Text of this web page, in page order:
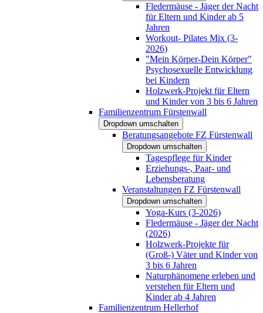
Fledermäuse - Jäger der Nacht
für Eltern und Kinder ab 5
Jahren
Workout- Pilates Mix (3-
2026)
"Mein Körper-Dein Körper"
Psychosexuelle Entwicklung
bei Kindern
Holzwerk-Projekt für Eltern
und Kinder von 3 bis 6 Jahren
Familienzentrum Fürstenwall
Dropdown umschalten
Beratungsangebote FZ Fürstenwall
Dropdown umschalten
Tagespflege für Kinder
Erziehungs-, Paar- und
Lebensberatung
Veranstaltungen FZ Fürstenwall
Dropdown umschalten
Yoga-Kurs (3-2026)
Fledermäuse - Jäger der Nacht
(2026)
Holzwerk-Projekte für
(Groß-) Väter und Kinder von
3 bis 6 Jahren
Naturphänomene erleben und
verstehen für Eltern und
Kinder ab 4 Jahren
Familienzentrum Hellerhof